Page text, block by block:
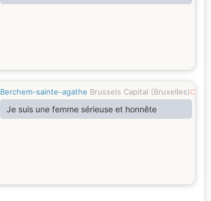
Berchem-sainte-agathe Brussels Capital (Bruxelles)
Je suis une femme sérieuse et honnête